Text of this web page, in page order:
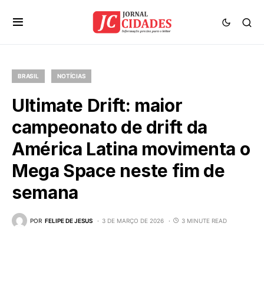
BRASIL NOTÍCIAS
Ultimate Drift: maior
campeonato de drift da
América Latina movimenta o
Mega Space neste fim de
semana
POR FELIPE DE JESUS 3 DE MARÇO DE 2026 3 MINUTE READ